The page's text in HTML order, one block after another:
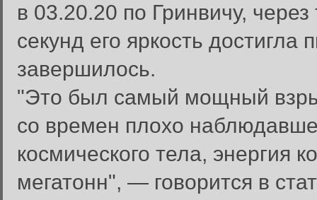
в 03.20.20 по Гринвичу,
секунд его яркость
завершилось.
"Это был самый мощный
со времен плохо
космического тела, энергия
мегатонн", — говорится в